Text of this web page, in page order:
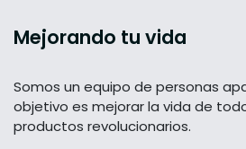
Mejorando tu vida
Somos un equipo de personas
objetivo es mejorar la vida de
productos revolucionarios.